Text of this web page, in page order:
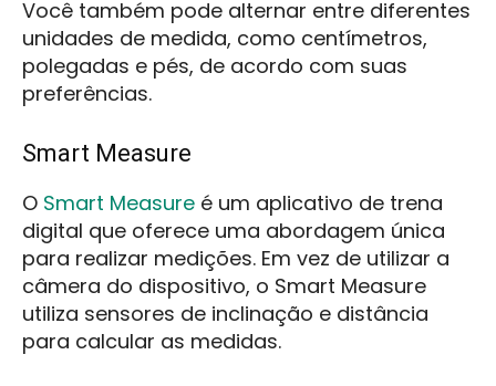
Você também pode alternar entre diferentes
unidades de medida, como centímetros,
polegadas e pés, de acordo com suas
preferências.
Smart Measure
O Smart Measure é um aplicativo de trena
digital que oferece uma abordagem única
para realizar medições. Em vez de utilizar a
câmera do dispositivo, o Smart Measure
utiliza sensores de inclinação e distância
para calcular as medidas.